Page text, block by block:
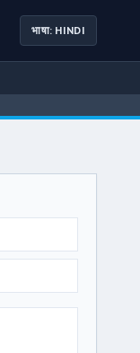
भाषा: HINDI